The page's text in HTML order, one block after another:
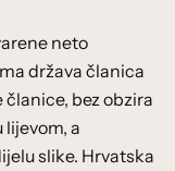
neto
država članica
članice, bez obzira
lijevom, a
slike. Hrvatska